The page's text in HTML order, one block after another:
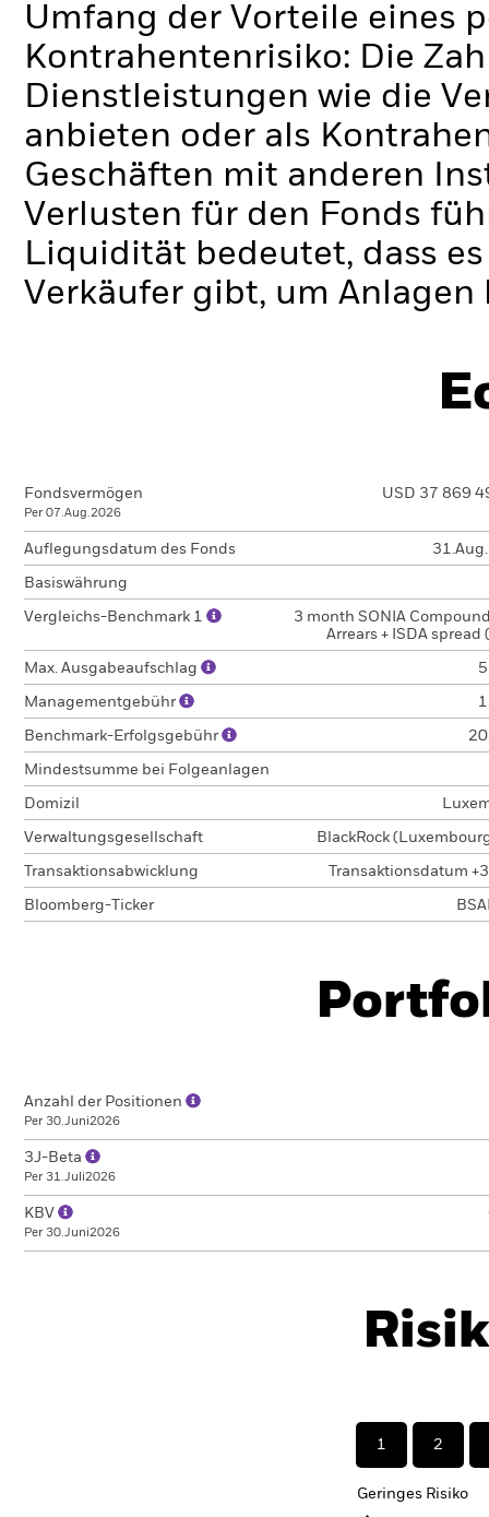
Umfang der Vorteile eines
Kontrahentenrisiko: Die
Dienstleistungen wie die
anbieten oder als
Geschäften mit anderen
Verlusten für den Fonds
Liquidität bedeutet, dass
Verkäufer gibt, um
Fondsvermögen
Per 07.Aug.2026
USD 37 869
Auflegungsdatum des Fonds
Basiswährung
Vergleichs-Benchmark 1
3 month SONIA
Arrears + ISDA spread
Max. Ausgabeaufschlag
Managementgebühr
Benchmark-Erfolgsgebühr
Mindestsumme bei Folgeanlagen
Domizil
Verwaltungsgesellschaft BlackRock
Transaktionsabwicklung Transaktionsdatum
Bloomberg-Ticker
Anzahl der Positionen
Per 30.Juni2026
3J-Beta
Per 31.Juli2026
KBV
Per 30.Juni2026
1 2
Geringes Risiko